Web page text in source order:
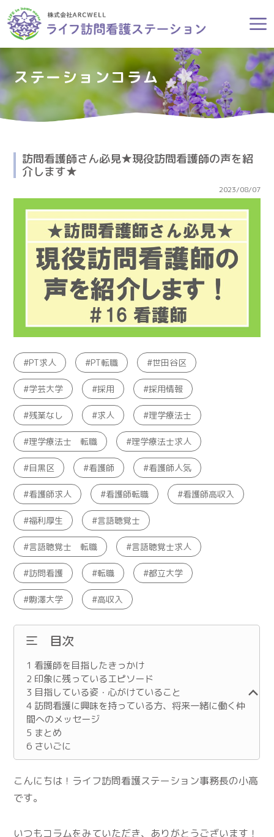
ステーションコラム
訪問看護師さん必見★現役訪問看護師の声を紹
介します★
2023/08/07
PT求人 PT転職 世田谷区
学芸大学 採用 採用情報
残業なし 求人 理学療法士
理学療法士 転職 理学療法士求人
目黒区 看護師 看護師人気
看護師求人 看護師転職 看護師高収入
福利厚生 言語聴覚士
言語聴覚士 転職 言語聴覚士求人
訪問看護 転職 都立大学
駒澤大学 高収入
目次
1 看護師を目指したきっかけ
2 印象に残っているエピソード
3 目指している姿・心がけていること
4 訪問看護に興味を持っている方、将来一緒に働く仲
間へのメッセージ
5 まとめ
6 さいごに
こんにちは！ライフ訪問看護ステーション事務長の小高
です。
いつもコラムをみていただき、ありがとうございます！